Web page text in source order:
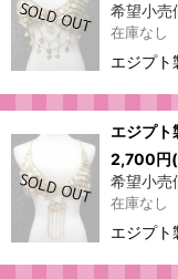
希望小売
在庫なし
エジプト
エジプト
2,700円
希望小売
在庫なし
エジプト